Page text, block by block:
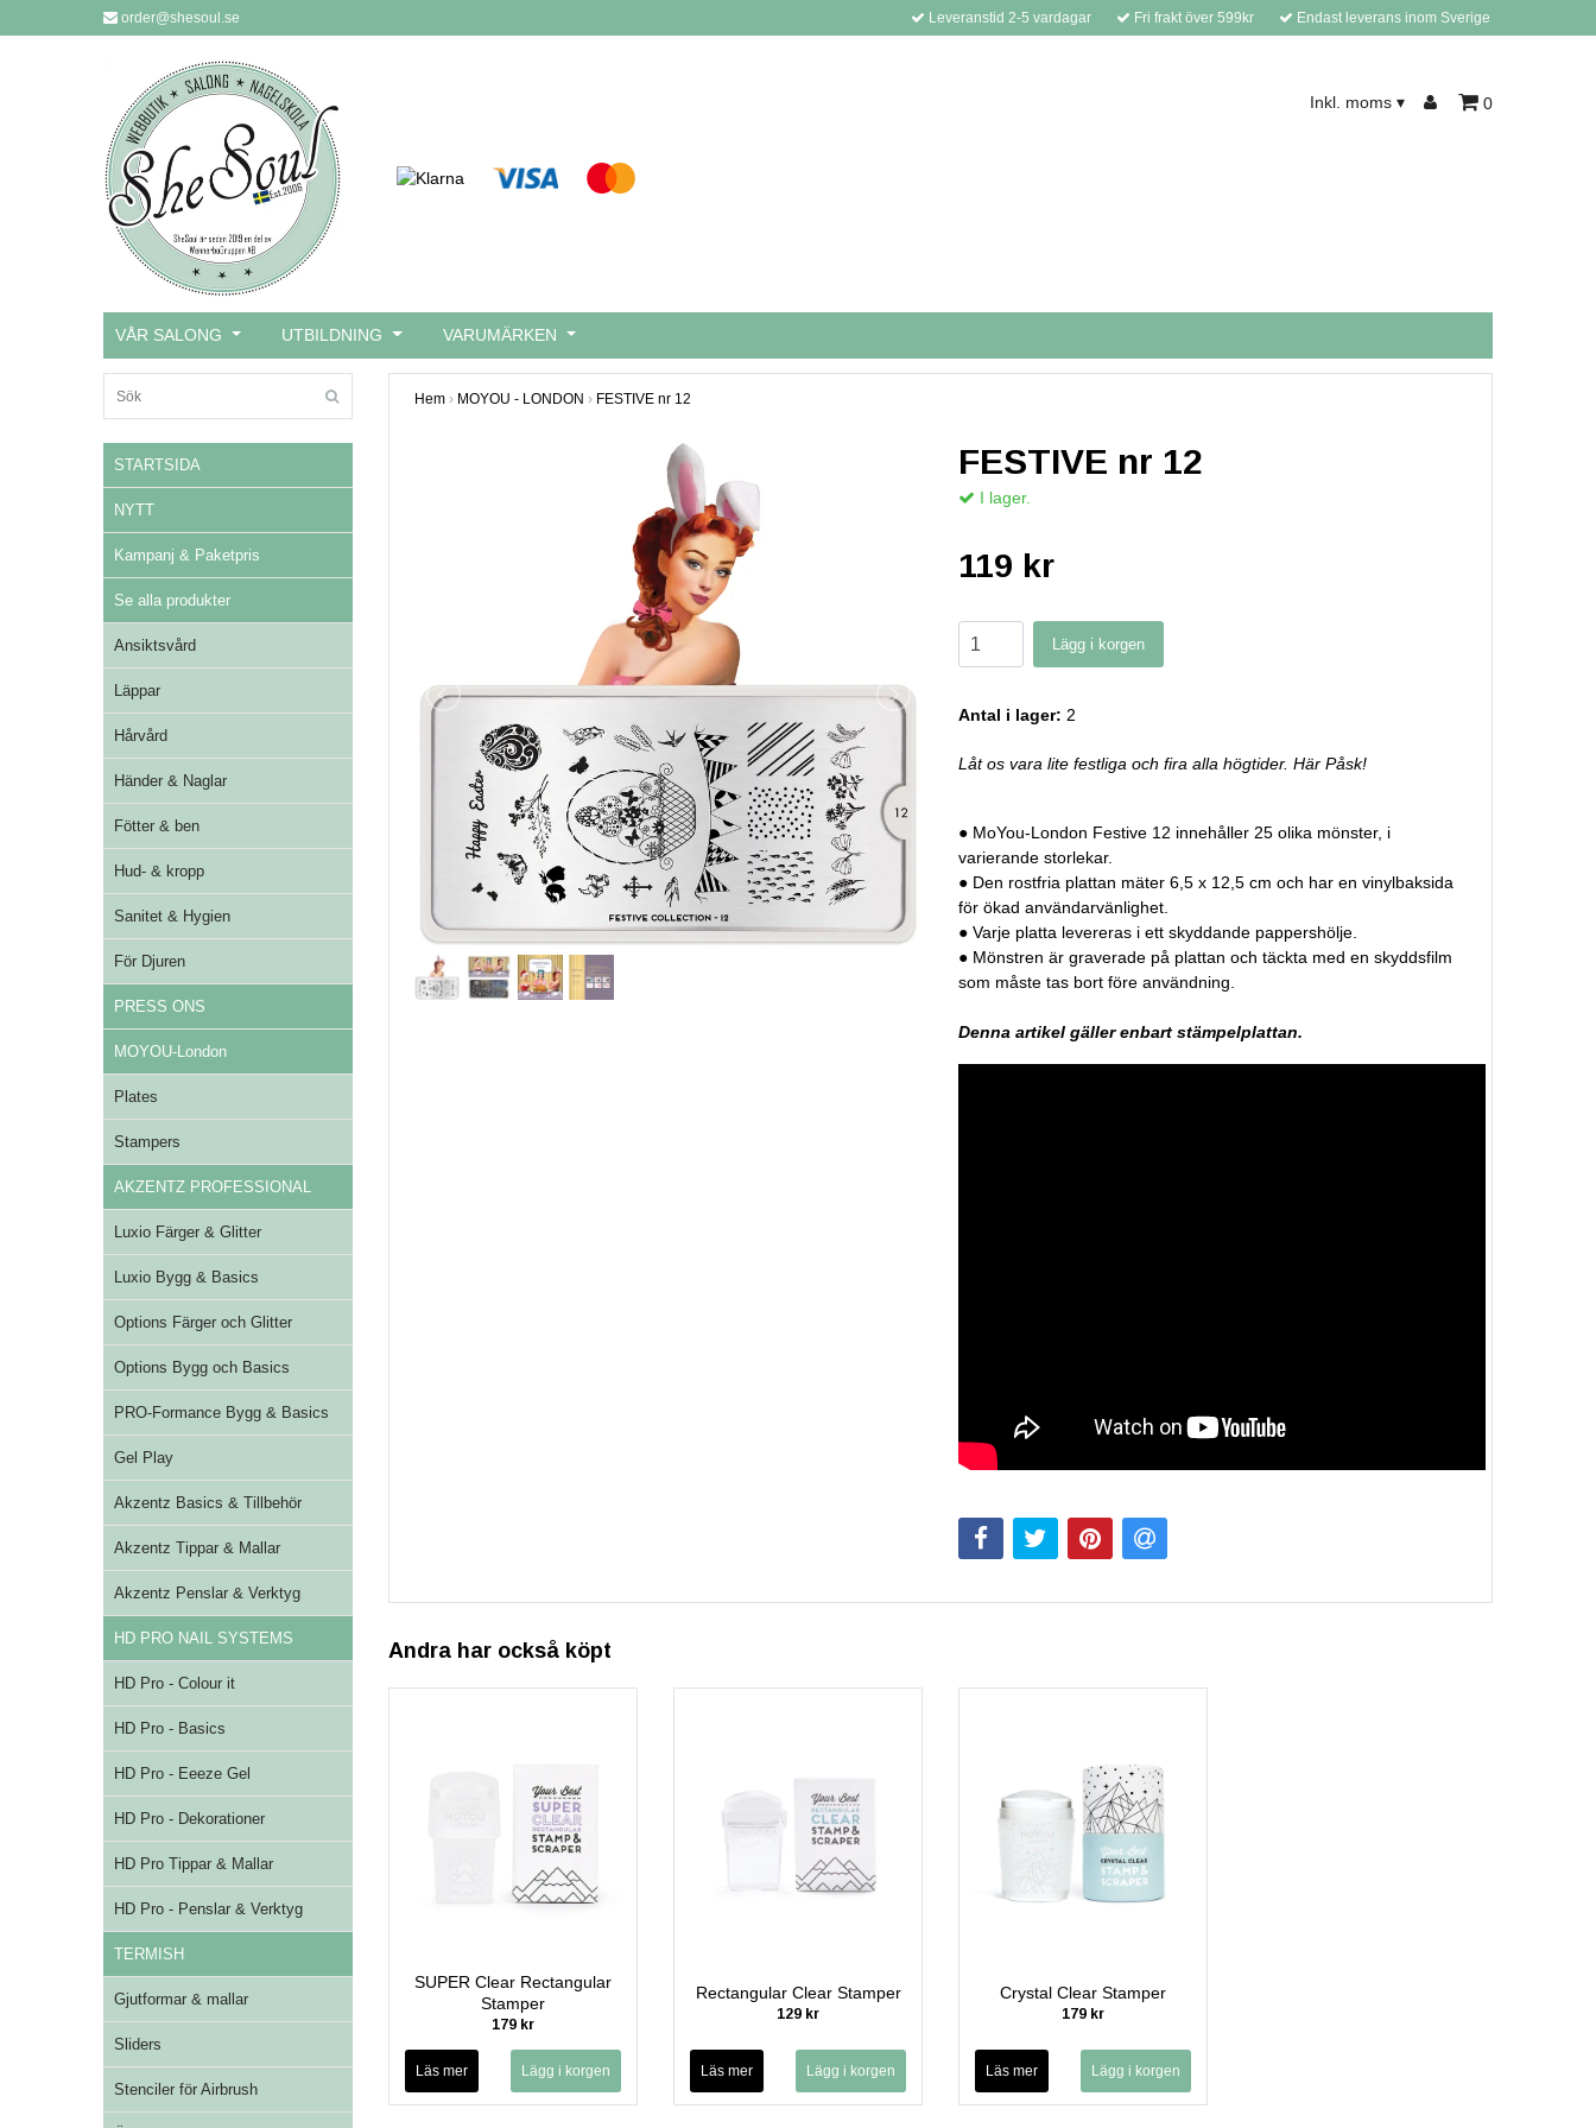
order@shesoul.se Leveranstid 2-5 vardagar Fri frakt över 599kr Endast leverans inom Sverige
Inkl. moms ▾ 0
VÅR SALONG UTBILDNING VARUMÄRKEN
STARTSIDA
NYTT
Kampanj & Paketpris
Se alla produkter
Ansiktsvård
Läppar
Hårvård
Händer & Naglar
Fötter & ben
Hud- & kropp
Sanitet & Hygien
För Djuren
PRESS ONS
MOYOU-London
Plates
Stampers
AKZENTZ PROFESSIONAL
Luxio Färger & Glitter
Luxio Bygg & Basics
Options Färger och Glitter
Options Bygg och Basics
PRO-Formance Bygg & Basics
Gel Play
Akzentz Basics & Tillbehör
Akzentz Tippar & Mallar
Akzentz Penslar & Verktyg
HD PRO NAIL SYSTEMS
HD Pro - Colour it
HD Pro - Basics
HD Pro - Eeeze Gel
HD Pro - Dekorationer
HD Pro Tippar & Mallar
HD Pro - Penslar & Verktyg
TERMISH
Gjutformar & mallar
Sliders
Stenciler för Airbrush
Hem › MOYOU - LONDON › FESTIVE nr 12
FESTIVE nr 12
I lager.
119 kr
Lägg i korgen
Antal i lager: 2
Låt os vara lite festliga och fira alla högtider. Här Påsk!
● MoYou-London Festive 12 innehåller 25 olika mönster, i
varierande storlekar.
● Den rostfria plattan mäter 6,5 x 12,5 cm och har en vinylbaksida
för ökad användarvänlighet.
● Varje platta levereras i ett skyddande pappershölje.
● Mönstren är graverade på plattan och täckta med en skyddsfilm
som måste tas bort före användning.
Denna artikel gäller enbart stämpelplattan.
Andra har också köpt
SUPER Clear Rectangular
Stamper
179 kr
Läs mer
Rectangular Clear Stamper
129 kr
Läs mer
Crystal Clear Stamper
179 kr
Läs mer